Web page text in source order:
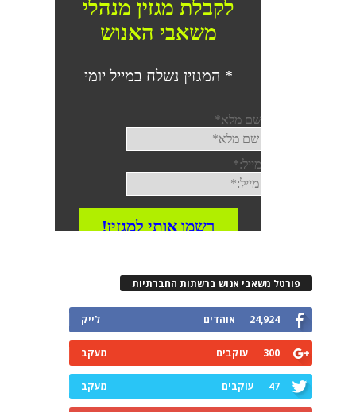
פורטל משאבי אנוש ברשתות החברתיות
24,924 אוהדים לייק
300 עוקבים מעקב
47 עוקבים מעקב